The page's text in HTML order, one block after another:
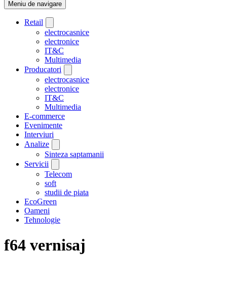
Meniu de navigare
Retail
electrocasnice
electronice
IT&C
Multimedia
Producatori
electrocasnice
electronice
IT&C
Multimedia
E-commerce
Evenimente
Interviuri
Analize
Sinteza saptamanii
Servicii
Telecom
soft
studii de piata
EcoGreen
Oameni
Tehnologie
f64 vernisaj